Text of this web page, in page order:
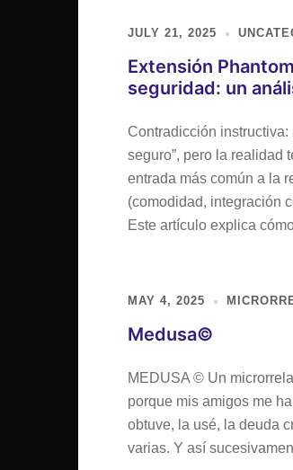
JULY 21, 2025
Extensión
seguridad: un
Contradicción
seguro”, pero la realidad
entrada más común a la
(comodidad, integración
Este artículo explica
MAY 4, 2025
Medusa©
MEDUSA © Un
porque mis amigos me
obtuve, la usé, la deuda
varias. Y así